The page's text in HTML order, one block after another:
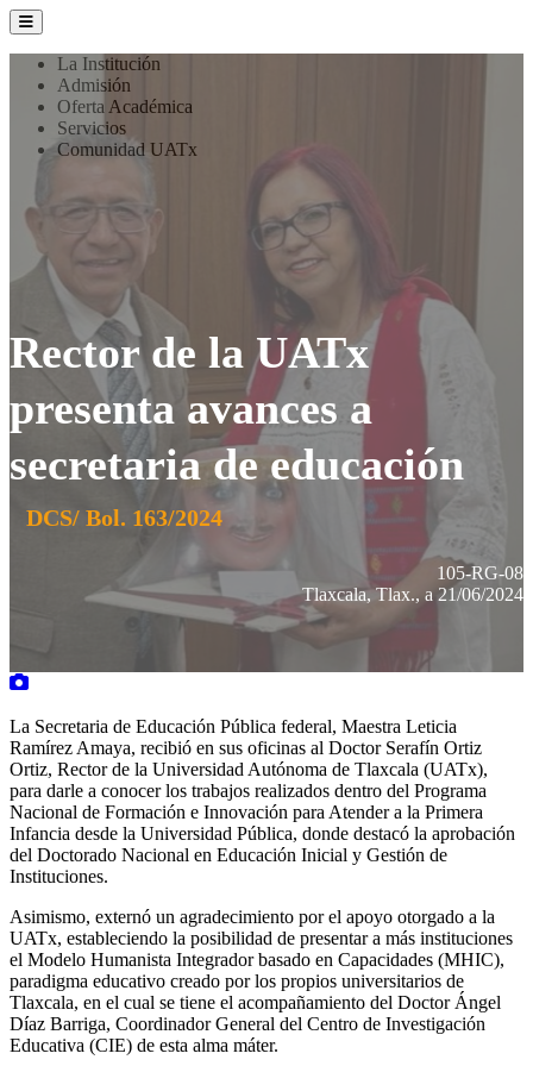
La Institución
Admisión
Oferta Académica
Servicios
Comunidad UATx
Rector de la UATx
presenta avances a
secretaria de educación
DCS/ Bol. 163/2024
105-RG-08
Tlaxcala, Tlax., a 21/06/2024
La Secretaria de Educación Pública federal, Maestra Leticia
Ramírez Amaya, recibió en sus oficinas al Doctor Serafín Ortiz
Ortiz, Rector de la Universidad Autónoma de Tlaxcala (UATx),
para darle a conocer los trabajos realizados dentro del Programa
Nacional de Formación e Innovación para Atender a la Primera
Infancia desde la Universidad Pública, donde destacó la aprobación
del Doctorado Nacional en Educación Inicial y Gestión de
Instituciones.
Asimismo, externó un agradecimiento por el apoyo otorgado a la
UATx, estableciendo la posibilidad de presentar a más instituciones
el Modelo Humanista Integrador basado en Capacidades (MHIC),
paradigma educativo creado por los propios universitarios de
Tlaxcala, en el cual se tiene el acompañamiento del Doctor Ángel
Díaz Barriga, Coordinador General del Centro de Investigación
Educativa (CIE) de esta alma máter.